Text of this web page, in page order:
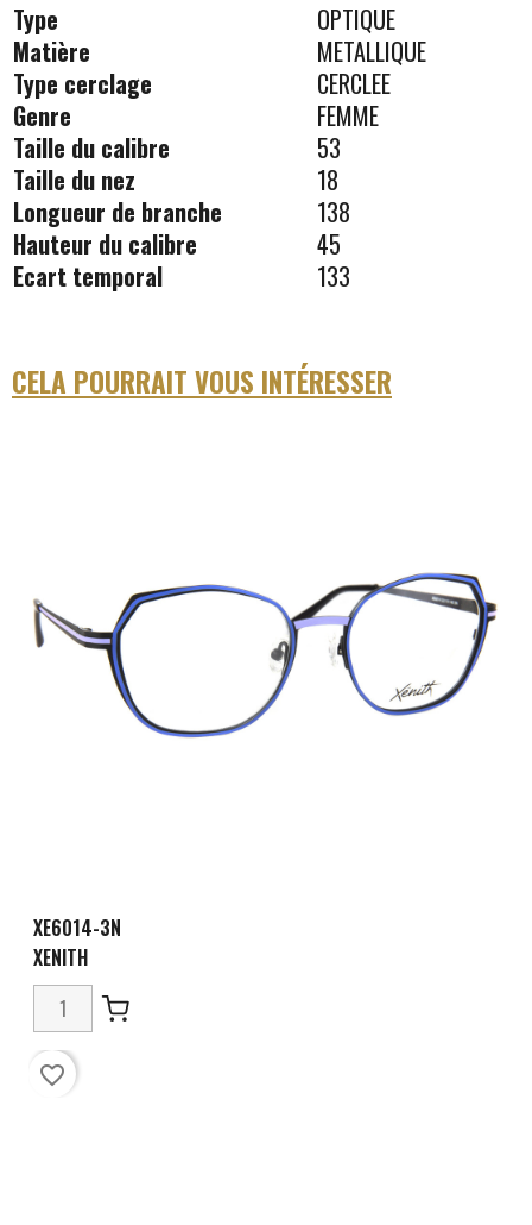
Type
OPTIQUE
Matière
METALLIQUE
Type cerclage
CERCLEE
Genre
FEMME
Taille du calibre
53
Taille du nez
18
Longueur de branche
138
Hauteur du calibre
45
Ecart temporal
133
CELA POURRAIT VOUS INTÉRESSER
XE6014-3N
XENITH
favorite_border